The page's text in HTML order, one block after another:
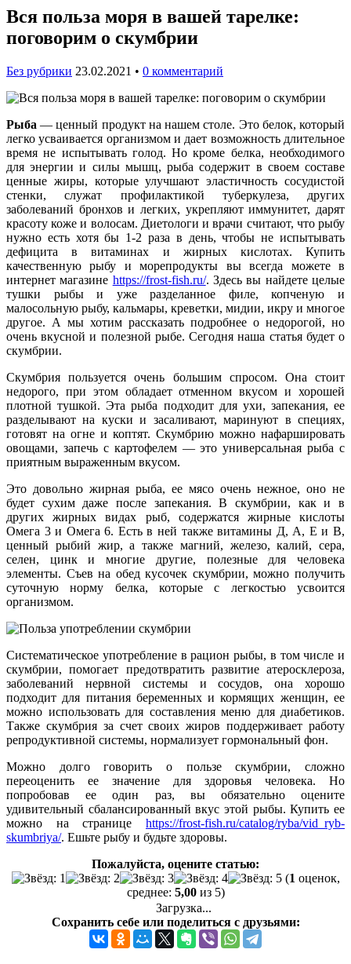
Вся польза моря в вашей тарелке:
поговорим о скумбрии
Без рубрики 23.02.2021 • 0 комментарий
Рыба — ценный продукт на нашем столе. Это белок, который
легко усваивается организмом и дает возможность длительное
время не испытывать голод. Но кроме белка, необходимого
для энергии и силы мышц, рыба содержит в своем составе
ценные жиры, которые улучшают эластичность сосудистой
стенки, служат профилактикой туберкулеза, других
заболеваний бронхов и легких, укрепляют иммунитет, дарят
красоту коже и волосам. Диетологи и врачи считают, что рыбу
нужно есть хотя бы 1-2 раза в день, чтобы не испытывать
дефицита в витаминах и жирных кислотах. Купить
качественную рыбу и морепродукты вы всегда можете в
интернет магазине https://frost-fish.ru/. Здесь вы найдете целые
тушки рыбы и уже разделанное филе, копченую и
малосольную рыбу, кальмары, креветки, мидии, икру и многое
другое. А мы хотим рассказать подробнее о недорогой, но
очень вкусной и полезной рыбе. Сегодня наша статья будет о
скумбрии.
Скумбрия пользуется очень большим спросом. Она стоит
недорого, при этом обладает отменном вкусом и хорошей
плотной тушкой. Эта рыба подходит для ухи, запекания, ее
разделывают на куски и засаливают, маринуют в специях,
готовят на огне и коптят. Скумбрию можно нафаршировать
овощами, запечь с картофелем — это универсальная рыба с
приятным выраженным вкусом.
Это довольно жирная рыба, ее мясо очень нежное, оно не
будет сухим даже после запекания. В скумбрии, как и в
других жирных видах рыб, содержатся жирные кислоты
Омега 3 и Омега 6. Есть в ней также витамины Д, А, Е и В,
ценный рыбий жир, а также магний, железо, калий, сера,
селен, цинк и многие другие, полезные для человека
элементы. Съев на обед кусочек скумбрии, можно получить
суточную норму белка, которые с легкостью усвоится
организмом.
Систематическое употребление в рацион рыбы, в том числе и
скумбрии, помогает предотвратить развитие атеросклероза,
заболеваний нервной системы и сосудов, она хорошо
подходит для питания беременных и кормящих женщин, ее
можно использовать для составления меню для диабетиков.
Также скумбрия за счет своих жиров поддерживает работу
репродуктивной системы, нормализует гормональный фон.
Можно долго говорить о пользе скумбрии, сложно
переоценить ее значение для здоровья человека. Но
попробовав ее один раз, вы обязательно оцените
удивительный сбалансированный вкус этой рыбы. Купить ее
можно на странице https://frost-fish.ru/catalog/ryba/vid_ryb-
skumbriya/. Ешьте рыбу и будьте здоровы.
Пожалуйста, оцените статью:
(1 оценок,
среднее: 5,00из 5)
Загрузка...
Сохранить себе или поделиться с друзьями: